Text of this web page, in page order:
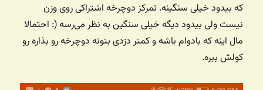
که بیدود خیلی سنگینه. تمرکز دوچرخه اشتراکی روی وزن
نیست ولی بیدود دیگه خیلی سنگین به نظر می‌رسه (: احتمالا
مال اینه که بادوام باشه و کمتر دزدی بتونه دوچرخه رو بذاره رو
کولش ببره.